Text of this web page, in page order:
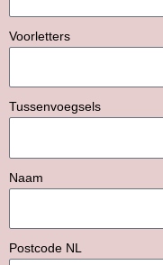
Voorletters
Tussenvoegsels
Naam
Postcode NL